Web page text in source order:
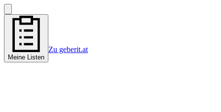
Meine Listen
Zu geberit.at